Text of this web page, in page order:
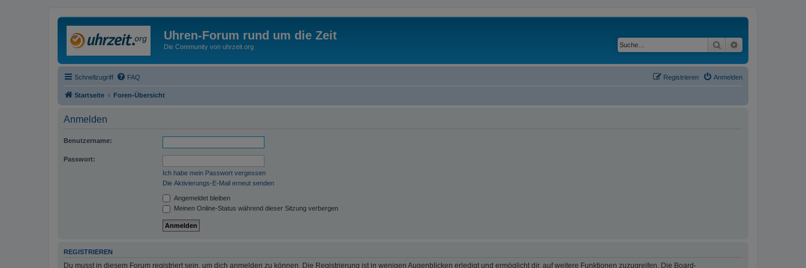
Uhren-Forum rund um die Zeit
Die Community von uhrzeit.org Suche
Schnellzugriff FAQ Anmelden
Registrieren
Startseite Foren-Übersicht
Anmelden
Benutzername:
Passwort:
Ich habe mein Passwort vergessen
Die Aktivierungs-E-Mail erneut senden
Angemeldet bleiben
Meinen Online-Status während dieser Sitzung verbergen
REGISTRIEREN
Du musst in diesem Forum registriert sein, um dich anmelden zu können. Die Registrierung ist in wenigen Augenblicken erledigt und ermöglicht dir, auf weitere Funktionen zuzugreifen. Die Board-